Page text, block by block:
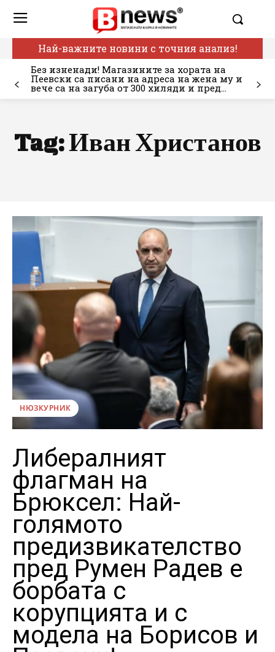
Най-важните новини с точния анализ!
Без изненади! Магазините за хората на
Пеевски са писани на адреса на жена му и
вече са на загуба от 300 хиляди и пред...
Tag:Иван Христанов
НЮЗКУРНИК
Либералният
флагман на
Брюксел: Най-
голямото
предизвикателство
пред Румен Радев е
борбата с
корупцията и с
модела на Борисов и